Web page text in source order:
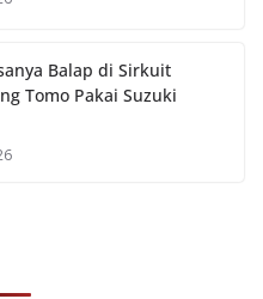
Balap di Sirkuit
Tomo Pakai Suzuki